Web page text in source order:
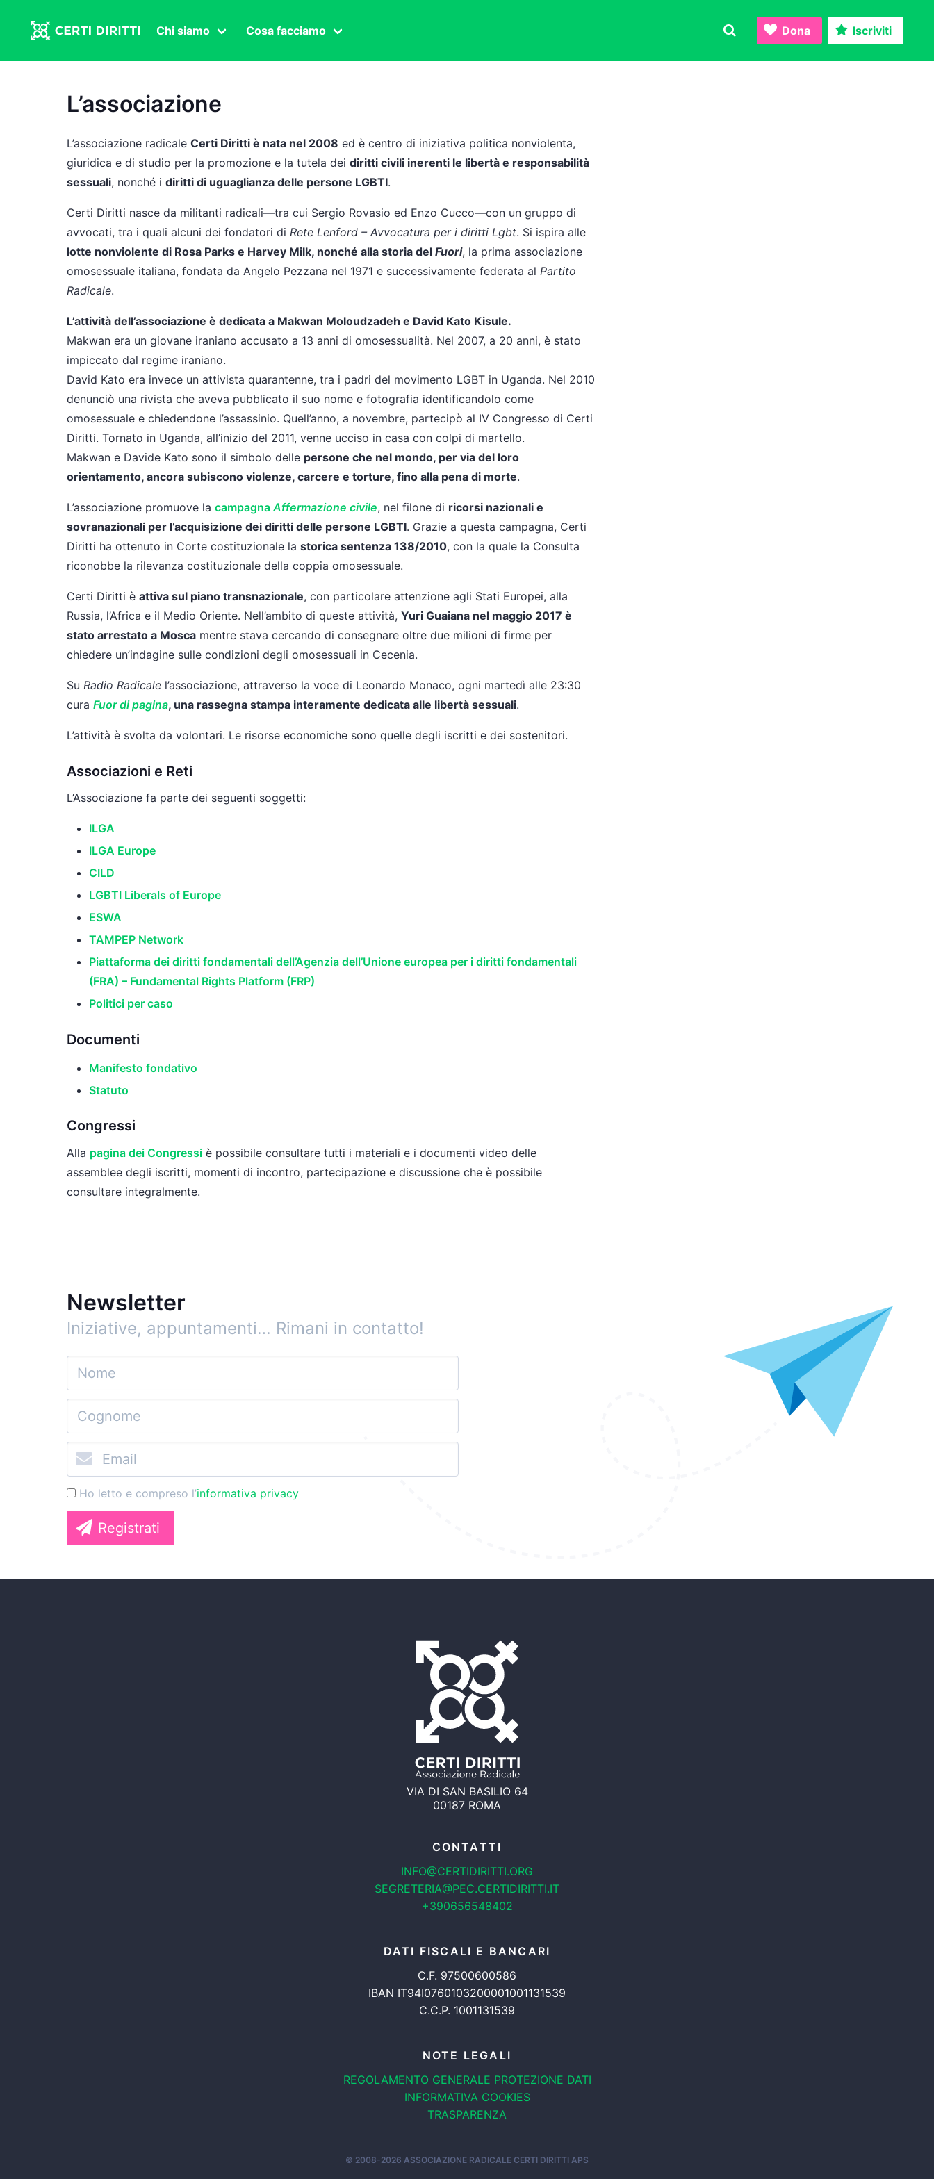
Chi siamo
Organi in carica
Cosa facciamo
Lavoro sessuale
Salute sessuale
Transnazionale
Politica
Fuor di Pagina
Dona Iscriviti
L’associazione
L’associazione radicale Certi Diritti è nata nel 2008 ed è centro di iniziativa politica nonviolenta,
giuridica e di studio per la promozione e la tutela dei diritti civili inerenti le libertà e responsabilità
sessuali, nonché i diritti di uguaglianza delle persone LGBTI.
Certi Diritti nasce da militanti radicali—tra cui Sergio Rovasio ed Enzo Cucco—con un gruppo di
avvocati, tra i quali alcuni dei fondatori di Rete Lenford – Avvocatura per i diritti Lgbt. Si ispira alle
lotte nonviolente di Rosa Parks e Harvey Milk, nonché alla storia del Fuori, la prima associazione
omosessuale italiana, fondata da Angelo Pezzana nel 1971 e successivamente federata al Partito
Radicale.
L’attività dell’associazione è dedicata a Makwan Moloudzadeh e David Kato Kisule.
Makwan era un giovane iraniano accusato a 13 anni di omosessualità. Nel 2007, a 20 anni, è stato
impiccato dal regime iraniano.
David Kato era invece un attivista quarantenne, tra i padri del movimento LGBT in Uganda. Nel 2010
denunciò una rivista che aveva pubblicato il suo nome e fotografia identificandolo come
omosessuale e chiedendone l’assassinio. Quell’anno, a novembre, partecipò al IV Congresso di Certi
Diritti. Tornato in Uganda, all’inizio del 2011, venne ucciso in casa con colpi di martello.
Makwan e Davide Kato sono il simbolo delle persone che nel mondo, per via del loro
orientamento, ancora subiscono violenze, carcere e torture, fino alla pena di morte.
L’associazione promuove la campagnaAffermazione civile, nel filone di ricorsi nazionali e
sovranazionali per l’acquisizione dei diritti delle persone LGBTI. Grazie a questa campagna, Certi
Diritti ha ottenuto in Corte costituzionale la storica sentenza 138/2010, con la quale la Consulta
riconobbe la rilevanza costituzionale della coppia omosessuale.
Certi Diritti è attiva sul piano transnazionale, con particolare attenzione agli Stati Europei, alla
Russia, l’Africa e il Medio Oriente. Nell’ambito di queste attività, Yuri Guaiana nel maggio 2017 è
stato arrestato a Mosca mentre stava cercando di consegnare oltre due milioni di firme per
chiedere un’indagine sulle condizioni degli omosessuali in Cecenia.
Su Radio Radicale l’associazione, attraverso la voce di Leonardo Monaco, ogni martedì alle 23:30
cura Fuor di pagina, una rassegna stampa interamente dedicata alle libertà sessuali.
L’attività è svolta da volontari. Le risorse economiche sono quelle degli iscritti e dei sostenitori.
Associazioni e Reti
L’Associazione fa parte dei seguenti soggetti:
ILGA
ILGA Europe
CILD
LGBTI Liberals of Europe
ESWA
TAMPEP Network
Piattaforma dei diritti fondamentali dell’Agenzia dell’Unione europea per i diritti fondamentali
(FRA) – Fundamental Rights Platform (FRP)
Politici per caso
Documenti
Manifesto fondativo
Statuto
Congressi
Alla pagina dei Congressi è possibile consultare tutti i materiali e i documenti video delle
assemblee degli iscritti, momenti di incontro, partecipazione e discussione che è possibile
consultare integralmente.
Newsletter
Iniziative, appuntamenti… Rimani in contatto!
Ho letto e compreso l’informativa privacy
Registrati
VIA DI SAN BASILIO 64
00187 ROMA
CONTATTI
INFO@CERTIDIRITTI.ORG
SEGRETERIA@PEC.CERTIDIRITTI.IT
+390656548402
DATI FISCALI E BANCARI
C.F. 97500600586
IBAN IT94I0760103200001001131539
C.C.P. 1001131539
NOTE LEGALI
REGOLAMENTO GENERALE PROTEZIONE DATI
INFORMATIVA COOKIES
TRASPARENZA
© 2008-2026 ASSOCIAZIONE RADICALE CERTI DIRITTI APS